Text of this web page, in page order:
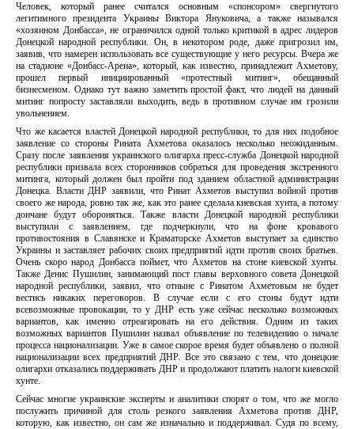
Человек, который ранее считался основным «спонсором» свергнутого
легитимного президента Украины Виктора Януковича, а также назывался
«хозяином Донбасса», не ограничился одной только критикой в адрес лидеров
Донецкой народной республики. Он, в некотором роде, даже пригрозил им,
заявив, что намерен использовать все существующие у него ресурсы. Вчера же
на стадионе «Донбасс-Арена», который, как известно, принадлежит Ахметову,
прошел первый инициированный «протестный митинг», обещанный
бизнесменом. Однако тут важно заметить простой факт, что людей на данный
митинг попросту заставляли выходить, ведь в противном случае им грозили
увольнением.
Что же касается властей Донецкой народной республики, то для них подобное
заявление со стороны Рината Ахметова оказалось несколько неожиданным.
Сразу после заявления украинского олигарха пресс-служба Донецкой народной
республики призвала всех сторонников собраться для проведения экстренного
митинга, который должен был пройти под зданием областной администрации
Донецка. Власти ДНР заявили, что Ринат Ахметов выступил войной против
своего же народа, ровно так же, как это ранее сделала киевская хунта, а потому
дончане будут обороняться. Также власти Донецкой народной республики
выступили с заявлением, где подчеркнули, что на фоне кровавого
противостояния в Славянске и Краматорске Ахметов выступает за единство
Украины и заставляет рабочих своих предприятий идти против своих братьев.
Очень скоро народ Донбасса поймет, что Ахметов на стоне киевской хунты.
Также Денис Пушилин, занимающий пост главы верховного совета Донецкой
народной республики, заявил, что отныне с Ринатом Ахметовым не будет
вестись никаких переговоров. В случае если с его стоны будут идти
всевозможные провокации, то у ДНР есть уже сейчас несколько возможных
вариантов, как именно отреагировать на его действия. Одним из таких
возможных вариантов Пушилин назвал объявление по телевидению о начале
процесса национализации. Уже в самое скорое время будет объявлено о полной
национализации всех предприятий ДНР. Все это связано с тем, что донецкие
олигархи отказались поддерживать ДНР и продолжают платить налоги киевской
хунте.
Сейчас многие украинские эксперты и аналитики спорят о том, что же могло
послужить причиной для столь резкого заявления Ахметова против ДНР,
которую, как известно, он сам же изначально и поддерживал. Судя по всему,